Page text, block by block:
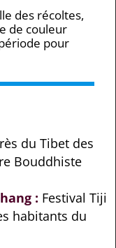
des récoltes,
de couleur
pour
du Tibet des
Bouddhiste
: Festival Tiji
habitants du